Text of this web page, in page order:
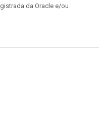
da Oracle e/ou